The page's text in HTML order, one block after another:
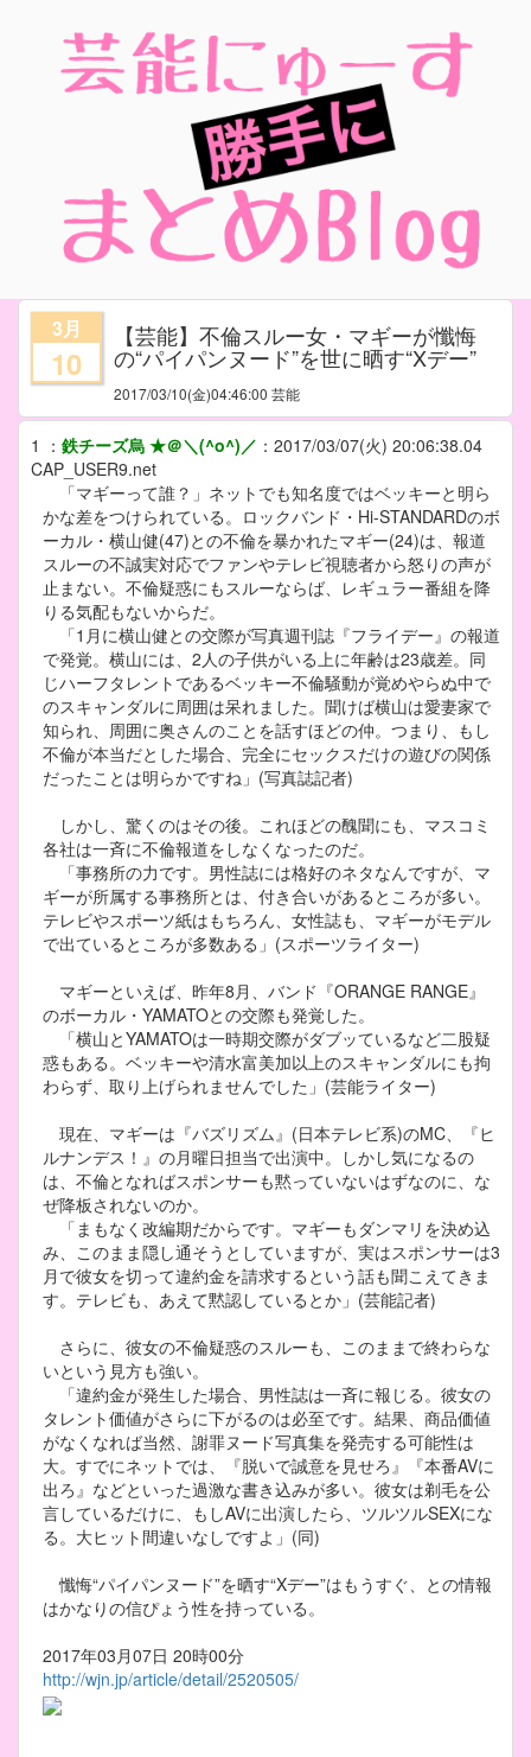
3月
10
【芸能】不倫スルー女・マギーが懺悔
の“パイパンヌード”を世に晒す“Xデー”
2017/03/10(金)04:46:00 芸能
1 ： 鉄チーズ烏 ★＠＼(^o^)／ ： 2017/03/07(火) 20:06:38.04
CAP_USER9.net
「マギーって誰？」ネットでも知名度ではベッキーと明ら
かな差をつけられている。ロックバンド・Hi-STANDARDのボ
ーカル・横山健(47)との不倫を暴かれたマギー(24)は、報道
スルーの不誠実対応でファンやテレビ視聴者から怒りの声が
止まない。不倫疑惑にもスルーならば、レギュラー番組を降
りる気配もないからだ。
「1月に横山健との交際が写真週刊誌『フライデー』の報道
で発覚。横山には、2人の子供がいる上に年齢は23歳差。同
じハーフタレントであるベッキー不倫騒動が覚めやらぬ中で
のスキャンダルに周囲は呆れました。聞けば横山は愛妻家で
知られ、周囲に奥さんのことを話すほどの仲。つまり、もし
不倫が本当だとした場合、完全にセックスだけの遊びの関係
だったことは明らかですね」(写真誌記者)
しかし、驚くのはその後。これほどの醜聞にも、マスコミ
各社は一斉に不倫報道をしなくなったのだ。
「事務所の力です。男性誌には格好のネタなんですが、マ
ギーが所属する事務所とは、付き合いがあるところが多い。
テレビやスポーツ紙はもちろん、女性誌も、マギーがモデル
で出ているところが多数ある」(スポーツライター)
マギーといえば、昨年8月、バンド『ORANGE RANGE』
のボーカル・YAMATOとの交際も発覚した。
「横山とYAMATOは一時期交際がダブッているなど二股疑
惑もある。ベッキーや清水富美加以上のスキャンダルにも拘
わらず、取り上げられませんでした」(芸能ライター)
現在、マギーは『バズリズム』(日本テレビ系)のMC、『ヒ
ルナンデス！』の月曜日担当で出演中。しかし気になるの
は、不倫となればスポンサーも黙っていないはずなのに、な
ぜ降板されないのか。
「まもなく改編期だからです。マギーもダンマリを決め込
み、このまま隠し通そうとしていますが、実はスポンサーは3
月で彼女を切って違約金を請求するという話も聞こえてきま
す。テレビも、あえて黙認しているとか」(芸能記者)
さらに、彼女の不倫疑惑のスルーも、このままで終わらな
いという見方も強い。
「違約金が発生した場合、男性誌は一斉に報じる。彼女の
タレント価値がさらに下がるのは必至です。結果、商品価値
がなくなれば当然、謝罪ヌード写真集を発売する可能性は
大。すでにネットでは、『脱いで誠意を見せろ』『本番AVに
出ろ』などといった過激な書き込みが多い。彼女は剃毛を公
言しているだけに、もしAVに出演したら、ツルツルSEXにな
る。大ヒット間違いなしですよ」(同)
懺悔“パイパンヌード”を晒す“Xデー”はもうすぐ、との情報
はかなりの信ぴょう性を持っている。
2017年03月07日 20時00分
http://wjn.jp/article/detail/2520505/